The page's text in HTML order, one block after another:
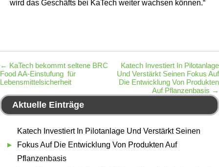
wird das Geschäfts bei KaTech weiter wachsen können.“
← KaTech bekommt seltene BRC
Food AA-Einstufung für
Lebensmittelsicherheit
Katech Investiert In Pilotanlage
Und Verstärkt Seinen Fokus Auf
Die Entwicklung Von Produkten
Auf Pflanzenbasis →
Aktuelle Einträge
Katech Investiert In Pilotanlage Und Verstärkt Seinen
Fokus Auf Die Entwicklung Von Produkten Auf
Pflanzenbasis